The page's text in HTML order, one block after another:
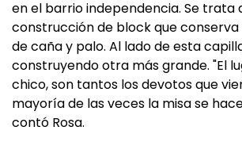
en el barrio independencia. Se trata
construcción de block que
de caña y palo. Al lado de esta
construyendo otra más grande. "El
chico, son tantos los devotos que
mayoría de las veces la misa se
contó Rosa.